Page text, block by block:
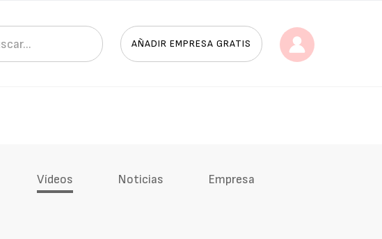
AÑADIR EMPRESA GRATIS
Vídeos Noticias Empresa